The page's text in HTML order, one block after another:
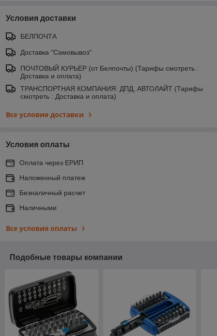
Условия доставки
БЕЛПОЧТА
Доставка "Самовывоз"
ПОЧТОВЫЙ КУРЬЕР (от Белпочты) (Тарифы смотреть :
Доставка и оплата)
ТРАНСПОРТНАЯ КОМПАНИЯ: ДПД, АВТОЛАЙТ (Тарифы
смотреть : Доставка и оплата)
Все условия доставки
Условия оплаты
Оплата через ЕРИП
Наложенный платеж
Безналичный расчет
Наличными
Все условия оплаты
Подобные товары компании